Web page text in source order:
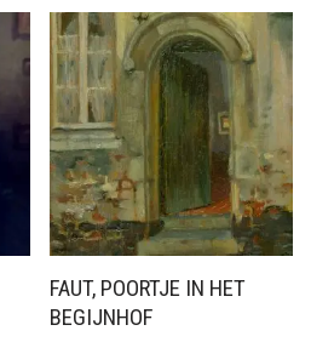
FAUT, POORTJE IN HET
BEGIJNHOF